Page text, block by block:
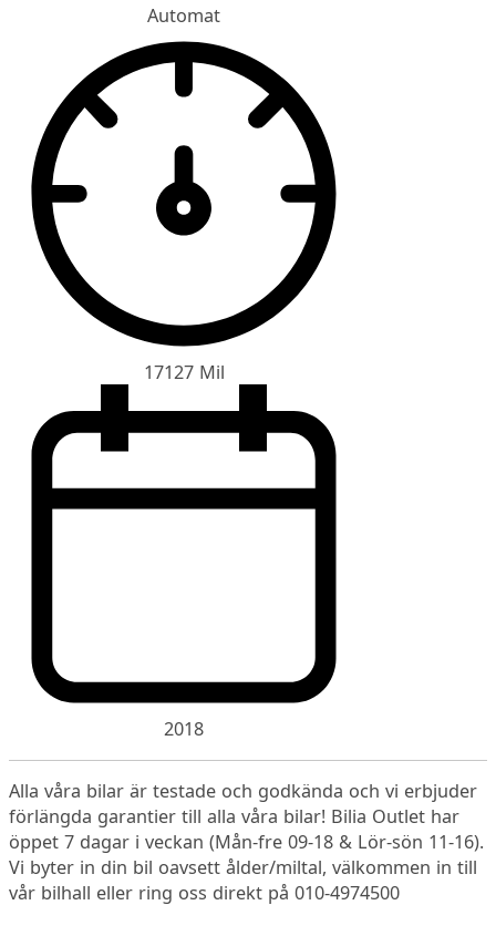
Automat
17127 Mil
2018
Alla våra bilar är testade och godkända och vi erbjuder
förlängda garantier till alla våra bilar! Bilia Outlet har
öppet 7 dagar i veckan (Mån-fre 09-18 & Lör-sön 11-16).
Vi byter in din bil oavsett ålder/miltal, välkommen in till
vår bilhall eller ring oss direkt på 010-4974500